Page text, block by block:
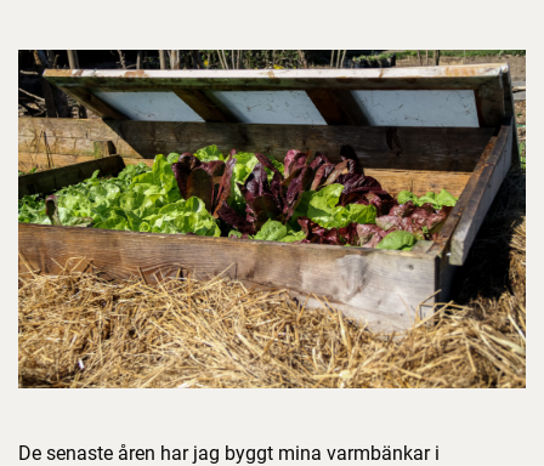
De senaste åren har jag byggt mina varmbänkar i